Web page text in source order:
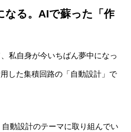
なる。AIで蘇った「作
私自身が今いちばん夢中になっ
した集積回路の「自動設計」で
動設計のテーマに取り組んでい